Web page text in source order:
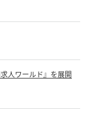
人ワールド』を展開